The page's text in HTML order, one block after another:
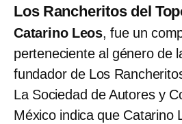
Los Rancheritos del
Catarino Leos, fue un
perteneciente al género de
fundador de Los
La Sociedad de Autores y
México indica que Catarino